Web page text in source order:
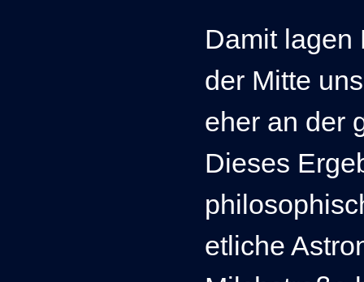
Damit lagen
der Mitte
eher an der
Dieses
etliche